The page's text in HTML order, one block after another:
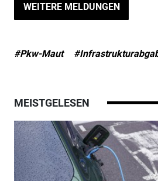
WEITERE MELDUNGEN
#Pkw-Maut
MEISTGELESEN